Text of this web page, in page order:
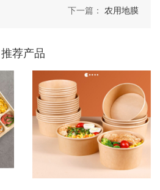
下一篇： 农用地膜
推荐产品